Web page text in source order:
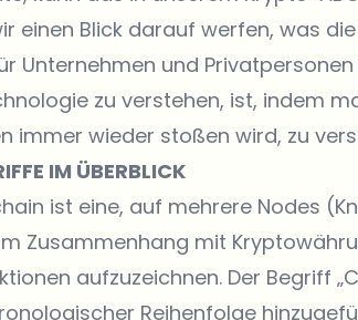
einen Blick darauf werfen, was
Unternehmen und
zu verstehen, ist, indem
immer wieder stoßen wird, zu
IM ÜBERBLICK
ist eine, auf mehrere Nodes
Zusammenhang mit
aufzuzeichnen. Der Begriff
Reihenfolge